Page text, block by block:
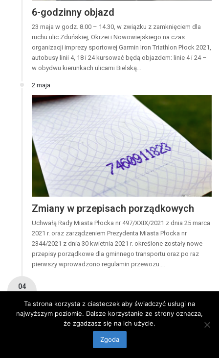
6-godzinny objazd
23 maja w godz. 8.00 – 14.30, w związku z zamknięciem dla
ruchu ulic Zduńskiej, Okrzei i Nowowiejskiego na czas
organizacji imprezy sportowej Garmin Iron Triathlon Płock 2021,
autobusy linii 4, 18 i 24 kursować będą objazdem: linie 4 i 24 –
w obydwu kierunkach ulicami Bielską…
2 maja
Zmiany w przepisach porządkowych
Uchwałą Rady Miasta Płocka nr 497/XXIX/2021 z dnia 25 marca
2021 r. oraz zarządzeniem Prezydenta Miasta Płocka nr
2344/2021 z dnia 30 kwietnia 2021 r. określone zostały nowe
przepisy porządkowe dla gminnego transportu oraz po raz
pierwszy wprowadzono regulamin przewozu.…
04
30 kwietnia
Ta strona korzysta z ciasteczek aby świadczyć usługi na
najwyższym poziomie. Dalsze korzystanie ze strony oznacza,
że zgadzasz się na ich użycie.
Zgoda